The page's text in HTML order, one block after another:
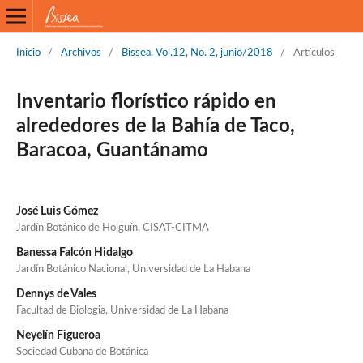
Inicio / Archivos / Bissea, Vol.12, No. 2, junio/2018 / Artículos
Inventario florístico rápido en
alrededores de la Bahía de Taco,
Baracoa, Guantánamo
José Luis Gómez
Jardín Botánico de Holguín, CISAT-CITMA
Banessa Falcón Hidalgo
Jardín Botánico Nacional, Universidad de La Habana
Dennys de Vales
Facultad de Biologia, Universidad de La Habana
Neyelín Figueroa
Sociedad Cubana de Botánica